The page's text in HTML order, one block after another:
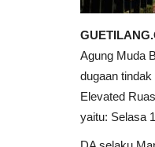
Agung Muda
dugaan
Elevated
yaitu: Selasa